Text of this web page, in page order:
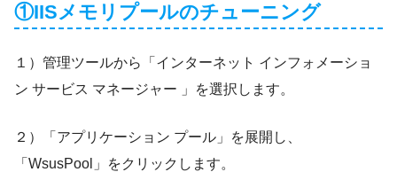
①IISメモリプールのチューニング
１）管理ツールから「インターネット インフォメーショ
ン サービス マネージャー 」を選択します。
２）「アプリケーション プール」を展開し、
「WsusPool」をクリックします。